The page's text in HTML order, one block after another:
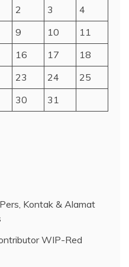
2 3
4
9 10
11
16 17
18
23 24
25
30 31
Kontak & Alamat
WIP-Red